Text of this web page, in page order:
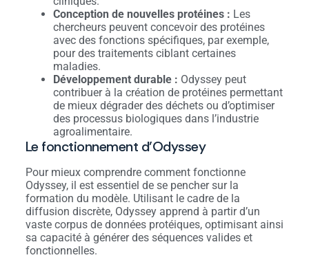
Conception de nouvelles protéines : Les
chercheurs peuvent concevoir des protéines
avec des fonctions spécifiques, par exemple,
pour des traitements ciblant certaines
maladies.
Développement durable : Odyssey peut
contribuer à la création de protéines permettant
de mieux dégrader des déchets ou d’optimiser
des processus biologiques dans l’industrie
agroalimentaire.
Le fonctionnement d’Odyssey
Pour mieux comprendre comment fonctionne
Odyssey, il est essentiel de se pencher sur la
formation du modèle. Utilisant le cadre de la
diffusion discrète, Odyssey apprend à partir d’un
vaste corpus de données protéiques, optimisant ainsi
sa capacité à générer des séquences valides et
fonctionnelles.